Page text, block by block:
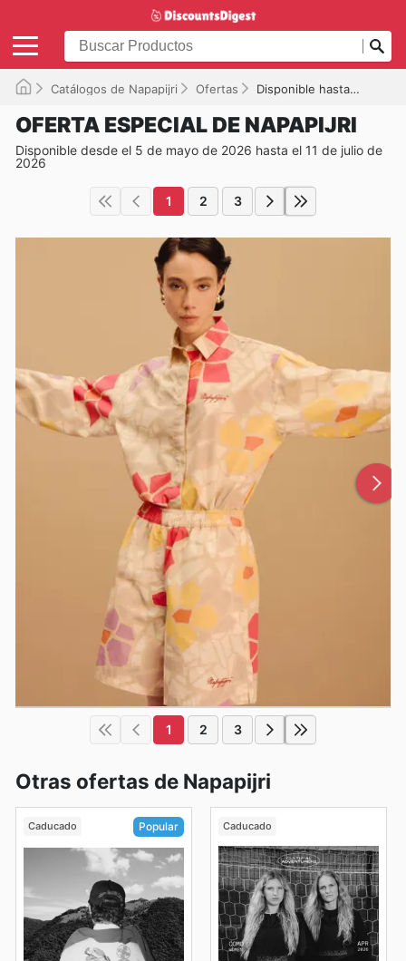
Catálogos de Napapijri Ofertas Disponible hasta el 11/07/2026
OFERTA ESPECIAL DE NAPAPIJRI
Disponible desde el 5 de mayo de 2026 hasta el 11 de julio de
2026
1 2 3
1 2 3
Otras ofertas de Napapijri
Caducado Popular Caducado